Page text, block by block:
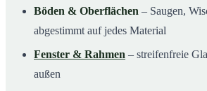
Böden & Oberflächen – Saugen,
abgestimmt auf jedes Material
Fenster & Rahmen – streifenfreie
außen